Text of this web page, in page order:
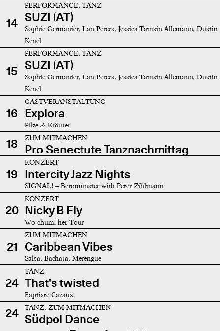
14
PERFORMANCE, TANZ
SUZI (AT)
Sophie Germanier, Lan Perces, Jessica Tamsin Allemann, Dustin
Kenel
15
PERFORMANCE, TANZ
SUZI (AT)
Sophie Germanier, Lan Perces, Jessica Tamsin Allemann, Dustin
Kenel
16
GASTVERANSTALTUNG
Explora
Pilze & Kräuter
18 ZUM MITMACHEN
Pro Senectute Tanznachmittag
19
KONZERT
Intercity Jazz Nights
SIGNAL! – Beromünster with Peter Zihlmann
20
KONZERT
Nicky B Fly
Wo chumi her Tour
21
ZUM MITMACHEN
Caribbean Vibes
Salsa, Bachata, Merengue
24
TANZ
That's twisted
Baptiste Cazaux
24 TANZ, ZUM MITMACHEN
Südpol Dance